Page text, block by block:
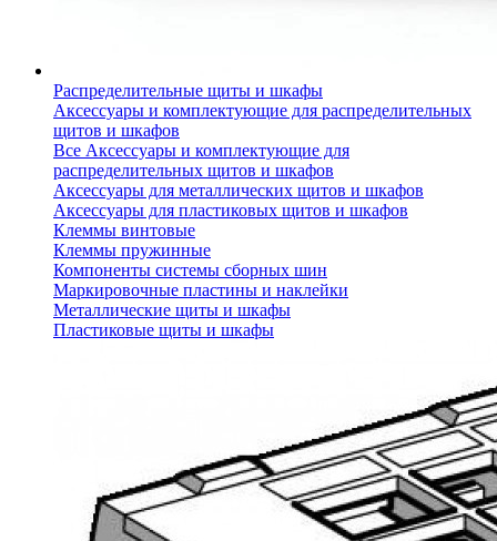
Распределительные щиты и шкафы
Аксессуары и комплектующие для распределительных
щитов и шкафов
Все Аксессуары и комплектующие для
распределительных щитов и шкафов
Аксессуары для металлических щитов и шкафов
Аксессуары для пластиковых щитов и шкафов
Клеммы винтовые
Клеммы пружинные
Компоненты системы сборных шин
Маркировочные пластины и наклейки
Металлические щиты и шкафы
Пластиковые щиты и шкафы